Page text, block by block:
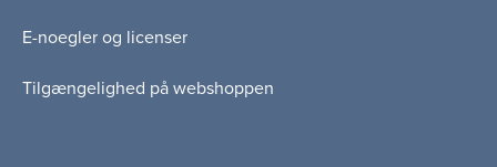
E-noegler og licenser
Tilgængelighed på webshoppen